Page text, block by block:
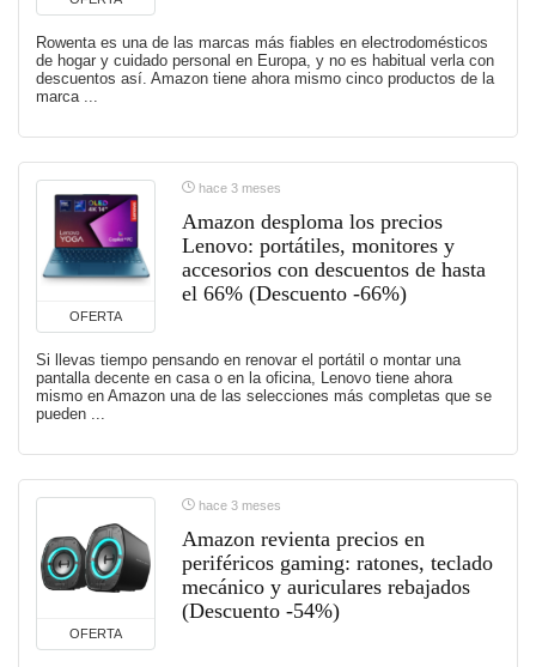
Rowenta es una de las marcas más fiables en electrodomésticos
de hogar y cuidado personal en Europa, y no es habitual verla con
descuentos así. Amazon tiene ahora mismo cinco productos de la
marca ...
OFERTA
hace 3 meses
Amazon desploma los precios
Lenovo: portátiles, monitores y
accesorios con descuentos de hasta
el 66% (Descuento -66%)
Si llevas tiempo pensando en renovar el portátil o montar una
pantalla decente en casa o en la oficina, Lenovo tiene ahora
mismo en Amazon una de las selecciones más completas que se
pueden ...
OFERTA
hace 3 meses
Amazon revienta precios en
periféricos gaming: ratones, teclado
mecánico y auriculares rebajados
(Descuento -54%)